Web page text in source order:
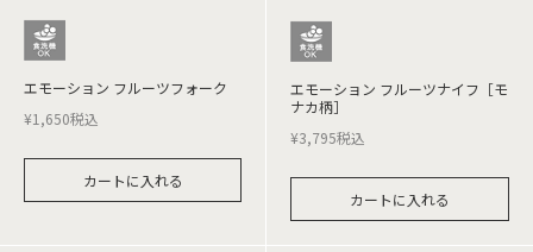
エモーション フルーツフォーク
¥1,650税込
カートに入れる
エモーション フルーツナイフ［モ
ナカ柄］
¥3,795税込
カートに入れる